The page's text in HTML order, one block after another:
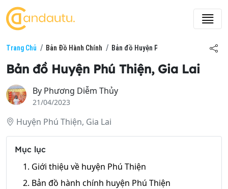
Trang Chủ Bản Đồ Hành Chính Bản đồ Huyện Phú Thiện, Gia Lai
Bản đồ Huyện Phú Thiện, Gia Lai
By Phương Diễm Thủy
21/04/2023
Huyện Phú Thiện, Gia Lai
Mục lục
1. Giới thiệu về huyện Phú Thiện
2. Bản đồ hành chính huyện Phú Thiện